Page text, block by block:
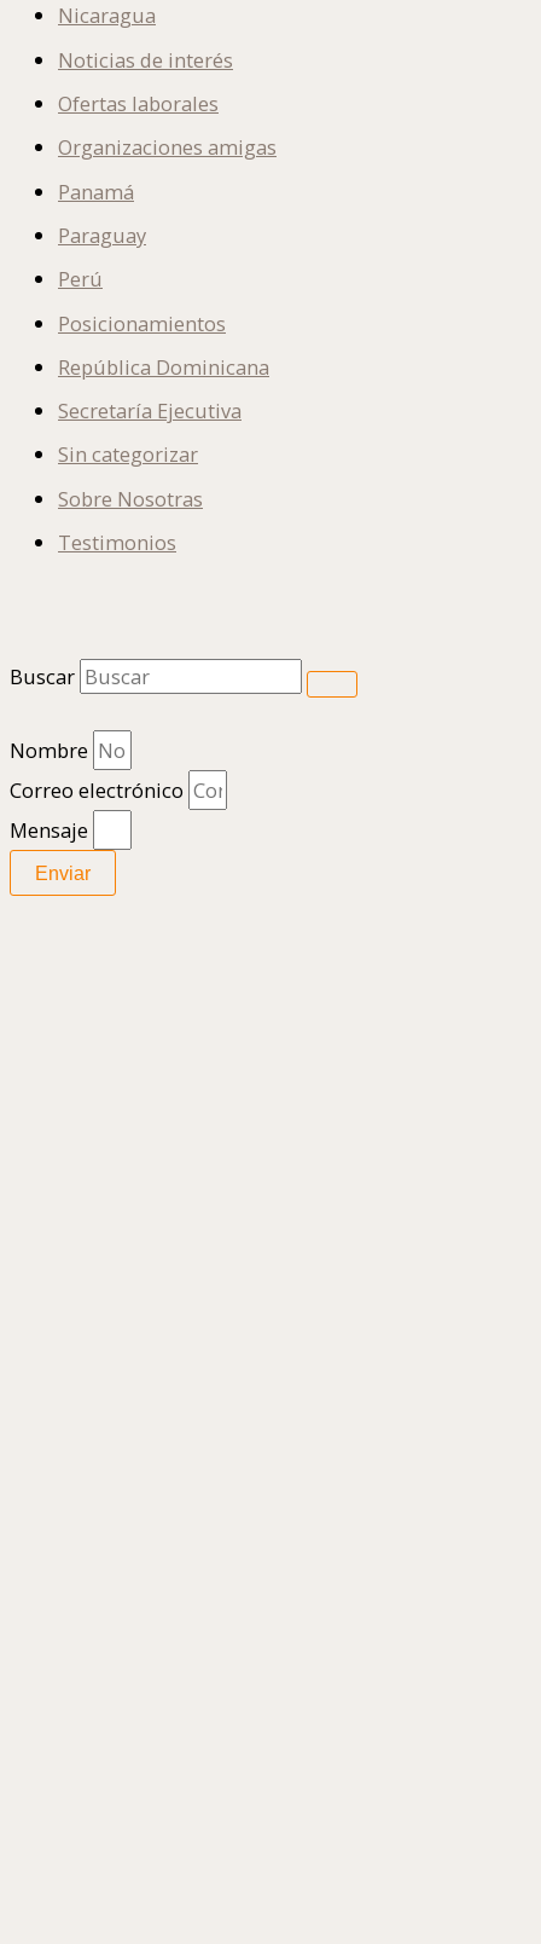
Nicaragua
Noticias de interés
Ofertas laborales
Organizaciones amigas
Panamá
Paraguay
Perú
Posicionamientos
República Dominicana
Secretaría Ejecutiva
Sin categorizar
Sobre Nosotras
Testimonios
Buscar
Nombre
Correo electrónico
Mensaje
Enviar